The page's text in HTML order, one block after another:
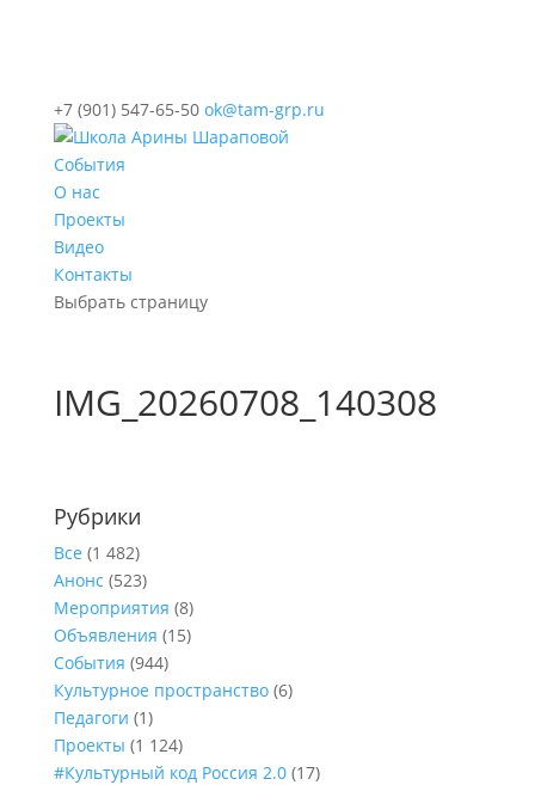
+7 (901) 547-65-50 ok@tam-grp.ru
События
О нас
Проекты
Видео
Контакты
Выбрать страницу
IMG_20260708_140308
Рубрики
Все (1 482)
Анонс (523)
Мероприятия (8)
Объявления (15)
События (944)
Культурное пространство(6)
Педагоги (1)
Проекты (1 124)
#Культурный код Россия 2.0(17)